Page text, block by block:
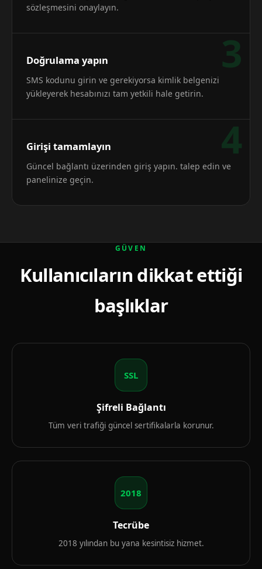
sözleşmesini onaylayın.
3
Doğrulama yapın
SMS kodunu girin ve gerekiyorsa kimlik belgenizi
yükleyerek hesabınızı tam yetkili hale getirin.
4
Girişi tamamlayın
Güncel bağlantı üzerinden giriş yapın. talep edin ve
panelinize geçin.
GÜVEN
Kullanıcıların dikkat ettiği
başlıklar
SSL
Şifreli Bağlantı
Tüm veri trafiği güncel sertifikalarla korunur.
2018
Tecrübe
2018 yılından bu yana kesintisiz hizmet.